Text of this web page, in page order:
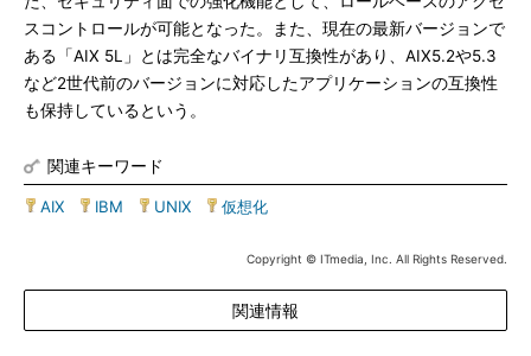
スコントロールが可能となった。また、現在の最新バージョンで
ある「AIX 5L」とは完全なバイナリ互換性があり、AIX5.2や5.3
など2世代前のバージョンに対応したアプリケーションの互換性
も保持しているという。
関連キーワード
AIX IBM UNIX 仮想化
Copyright © ITmedia, Inc. All Rights Reserved.
関連情報